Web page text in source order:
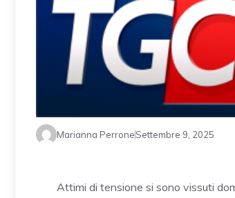
Marianna PerroneSettembre 9, 2025
Attimi di tensione si sono vissuti